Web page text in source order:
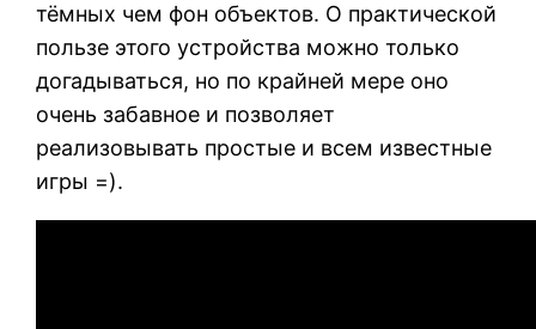
тёмных чем фон объектов. О практической
пользе этого устройства можно только
догадываться, но по крайней мере оно
очень забавное и позволяет
реализовывать простые и всем известные
игры =).